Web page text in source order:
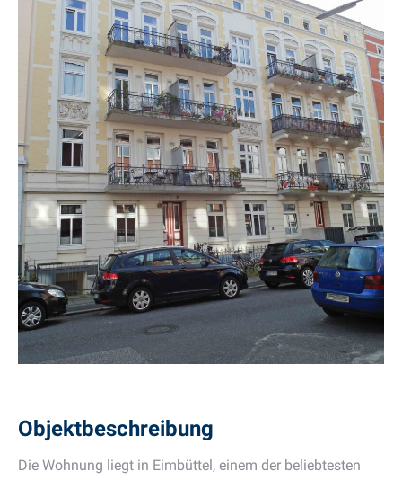
Objektbeschreibung
Die Wohnung liegt in Eimbüttel, einem der beliebtesten